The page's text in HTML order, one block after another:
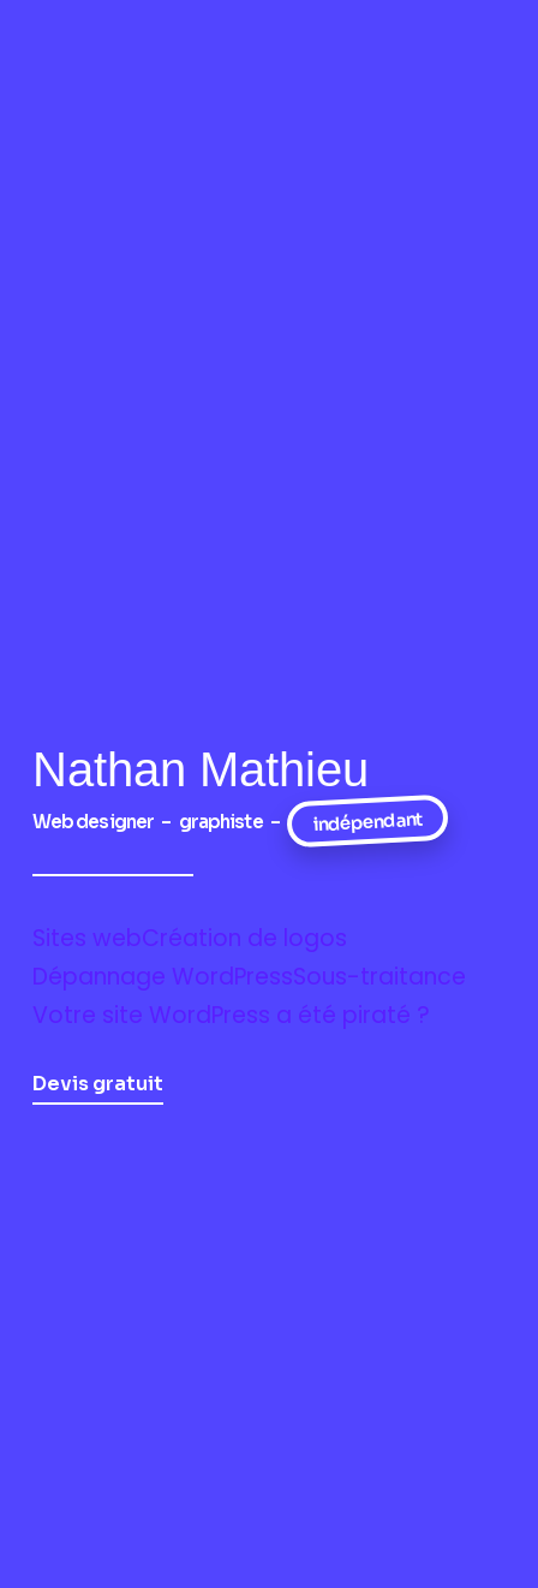
Nathan Mathieu
Web designer – graphiste – indépendant
Sites webCréation de logos
Dépannage WordPressSous-traitance
Votre site WordPress a été piraté ?
Devis gratuit